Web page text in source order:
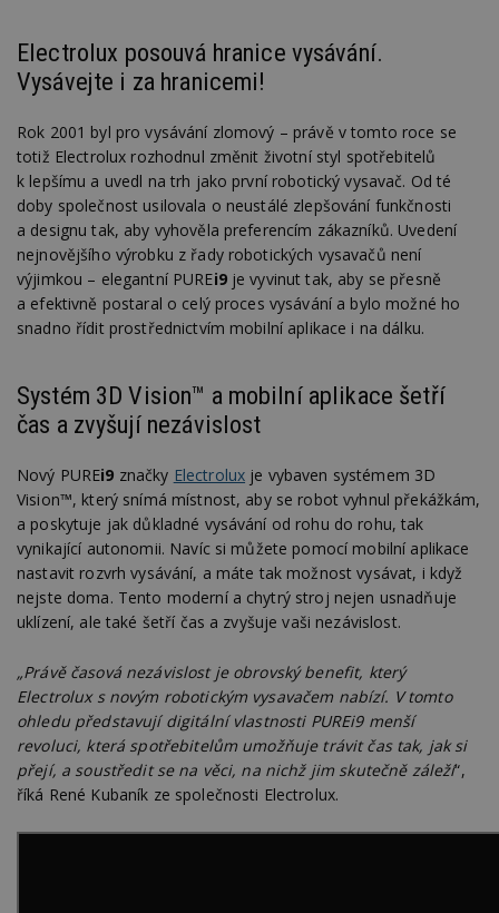
Electrolux posouvá hranice vysávání.
Vysávejte i za hranicemi!
Rok 2001 byl pro vysávání zlomový – právě v tomto roce se
totiž Electrolux rozhodnul změnit životní styl spotřebitelů
k lepšímu a uvedl na trh jako první robotický vysavač. Od té
doby společnost usilovala o neustálé zlepšování funkčnosti
a designu tak, aby vyhověla preferencím zákazníků. Uvedení
nejnovějšího výrobku z řady robotických vysavačů není
výjimkou – elegantní PUREi9je vyvinut tak, aby se přesně
a efektivně postaral o celý proces vysávání a bylo možné ho
snadno řídit prostřednictvím mobilní aplikace i na dálku.
Systém 3D Vision™ a mobilní aplikace šetří
čas a zvyšují nezávislost
Nový PUREi9 značky Electrolux je vybaven systémem 3D
Vision™, který snímá místnost, aby se robot vyhnul překážkám,
a poskytuje jak důkladné vysávání od rohu do rohu, tak
vynikající autonomii. Navíc si můžete pomocí mobilní aplikace
nastavit rozvrh vysávání, a máte tak možnost vysávat, i když
nejste doma. Tento moderní a chytrý stroj nejen usnadňuje
uklízení, ale také šetří čas a zvyšuje vaši nezávislost.
„Právě časová nezávislost je obrovský benefit, který
Electrolux s novým robotickým vysavačem nabízí. V tomto
ohledu představují digitální vlastnosti PUREi9 menší
revoluci, která spotřebitelům umožňuje trávit čas tak, jak si
přejí, a soustředit se na věci, na nichž jim skutečně záleží“,
říká René Kubaník ze společnosti Electrolux.